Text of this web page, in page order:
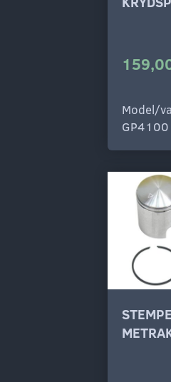
Model/
GP4100